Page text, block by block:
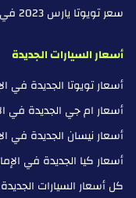
سعر تويوتا يارس 2023 في الإمارات
أسعار السيارات الجديدة
أسعار تويوتا الجديدة في
أسعار ام جي الجديدة في
أسعار نيسان الجديدة في
أسعار كيا الجديدة في
كل أسعار السيارات الجديدة